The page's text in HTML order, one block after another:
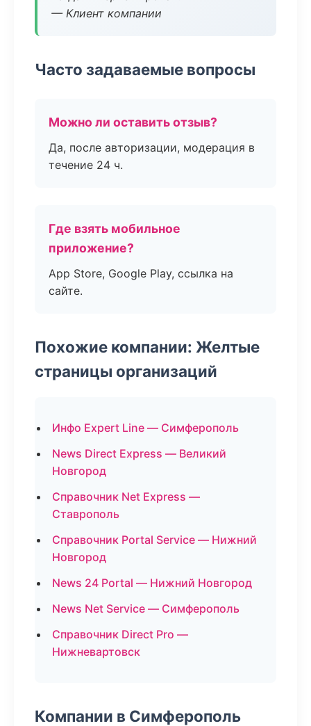
— Клиент компании
Часто задаваемые вопросы
Можно ли оставить отзыв?
Да, после авторизации, модерация в
течение 24 ч.
Где взять мобильное
приложение?
App Store, Google Play, ссылка на
сайте.
Похожие компании: Желтые
страницы организаций
Инфо Expert Line — Симферополь
News Direct Express — Великий
Новгород
Справочник Net Express —
Ставрополь
Справочник Portal Service — Нижний
Новгород
News 24 Portal — Нижний Новгород
News Net Service — Симферополь
Справочник Direct Pro —
Нижневартовск
Компании в Симферополь